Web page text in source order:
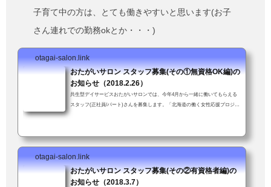
子育て中の方は、とても働きやすいと思います(お子
さん連れでの勤務okとか・・・)
otagai-salon.link
おたがいサロン スタッフ募集(その①無資格OK編)の
お知らせ（2018.2.26）
共生型デイサービスおたがいサロンでは、今年4月から一緒に働いてもらえる
スタッフ(正社員/パート)さんを募集します。「北海道の働く女性応援プロジェ
齢も問いません。ただし車の普通免許を持ってて送迎業務に支障がなければ。
子育て中の方も安心。お子さん連れて来ての勤務も可！(いや、むしろ大歓
迎！)「送迎業務が可能である旨も強調して下さい」とスタッフかわちゃんに
つっこまれた...
otagai-salon.link
おたがいサロン スタッフ募集(その②有資格者編)の
お知らせ（2018.3.7）